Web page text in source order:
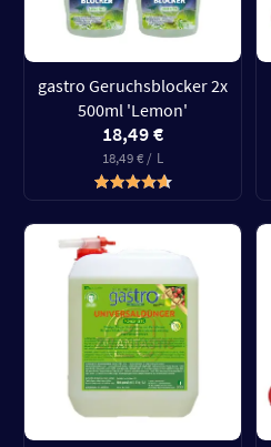
gastro Geruchsblocker 2x
500ml 'Lemon'
18,49 €
18,49 € / L